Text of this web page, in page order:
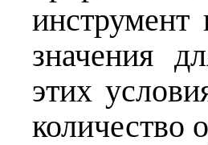
значения
этих
количество